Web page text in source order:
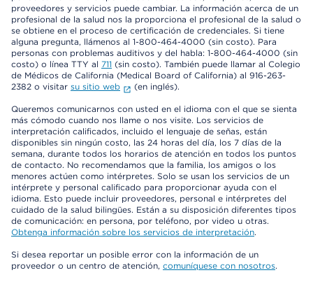
proveedores y servicios puede cambiar. La información acerca de un
profesional de la salud nos la proporciona el profesional de la salud o
se obtiene en el proceso de certificación de credenciales. Si tiene
alguna pregunta, llámenos al 1-800-464-4000 (sin costo). Para
personas con problemas auditivos y del habla: 1-800-464-4000 (sin
costo) o línea TTY al 711 (sin costo). También puede llamar al Colegio
de Médicos de California (Medical Board of California) al 916-263-
2382 o visitar su sitio web (en inglés).
Queremos comunicarnos con usted en el idioma con el que se sienta
más cómodo cuando nos llame o nos visite. Los servicios de
interpretación calificados, incluido el lenguaje de señas, están
disponibles sin ningún costo, las 24 horas del día, los 7 días de la
semana, durante todos los horarios de atención en todos los puntos
de contacto. No recomendamos que la familia, los amigos o los
menores actúen como intérpretes. Solo se usan los servicios de un
intérprete y personal calificado para proporcionar ayuda con el
idioma. Esto puede incluir proveedores, personal e intérpretes del
cuidado de la salud bilingües. Están a su disposición diferentes tipos
de comunicación: en persona, por teléfono, por video u otras.
Obtenga información sobre los servicios de interpretación.
Si desea reportar un posible error con la información de un
proveedor o un centro de atención, comuníquese con nosotros.